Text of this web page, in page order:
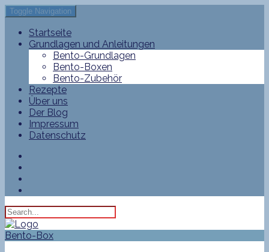
Toggle Navigation
Startseite
Grundlagen und Anleitungen
Bento-Grundlagen
Bento-Boxen
Bento-Zubehör
Rezepte
Über uns
Der Blog
Impressum
Datenschutz
Bento-Box